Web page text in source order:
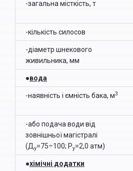
-загальна місткість, т
-кількість силосов
-діаметр шнекового
живильника, мм
●вода
-наявність і ємність бака, м3
-або подача води від
зовнішньої магістралі
(Ду=75÷100; Ру=2,0 атм)
●хімічні додатки